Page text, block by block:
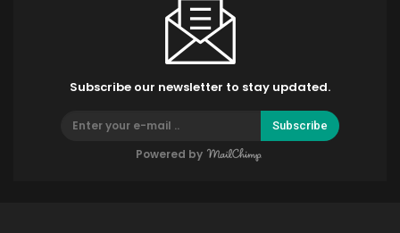
Subscribe our newsletter to stay updated.
Subscribe
Powered by